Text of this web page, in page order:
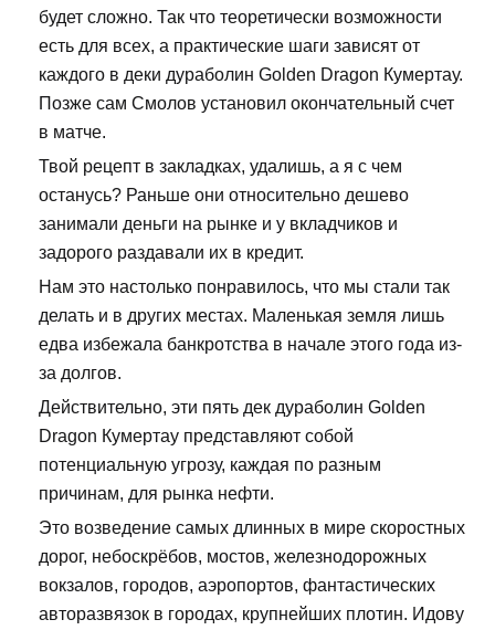
будет сложно. Так что теоретически возможности
есть для всех, а практические шаги зависят от
каждого в деки дураболин Golden Dragon Кумертау.
Позже сам Смолов установил окончательный счет
в матче.
Твой рецепт в закладках, удалишь, а я с чем
останусь? Раньше они относительно дешево
занимали деньги на рынке и у вкладчиков и
задорого раздавали их в кредит.
Нам это настолько понравилось, что мы стали так
делать и в других местах. Маленькая земля лишь
едва избежала банкротства в начале этого года из-
за долгов.
Действительно, эти пять дек дураболин Golden
Dragon Кумертау представляют собой
потенциальную угрозу, каждая по разным
причинам, для рынка нефти.
Это возведение самых длинных в мире скоростных
дорог, небоскрёбов, мостов, железнодорожных
вокзалов, городов, аэропортов, фантастических
авторазвязок в городах, крупнейших плотин. Идову